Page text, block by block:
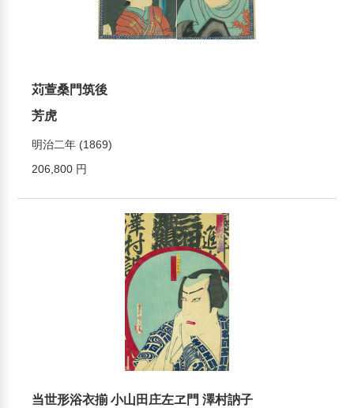
苅萱桑門筑後
芳虎
明治二年 (1869)
206,800 円
当世形浴衣揃 小山田庄左ヱ門 澤村訥子